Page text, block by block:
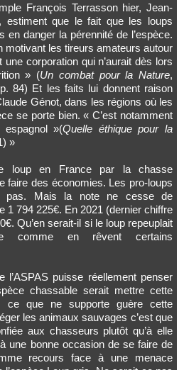
François Terrasson hier, Jean-
estiment que le fait que les loups
danger la pérennité de l’espèce.
motivant les tireurs amateurs autour
une corporation qui n’aurait dès lors
» (Un combat pour la Nature,
84) Et les faits lui donnent raison
Génot, dans les régions où les
se porte bien. « C’est notamment
»(Quelle éthique pour la
»
loup en France par la chasse
faire des économies. Les pro-loups
pas. Mais la note ne cesse de
1 794 225€. En 2021 (dernier chiffre
Qu’en serait-il si le loup repeuplait
comme en rêvent certains
l’ASPAS puisse réellement penser
chassable serait mettre cette
ce que ne supporte guère cette
les animaux sauvages c’est que
aux chasseurs plutôt qu’à elle
une bonne occasion de se faire de
recours face à une menace